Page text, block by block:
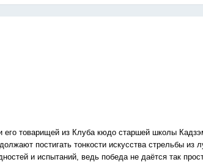
его товарищей из Клуба кюдо старшей школы
постигать тонкости искусства стрельбы из
и испытаний, ведь победа не даётся так